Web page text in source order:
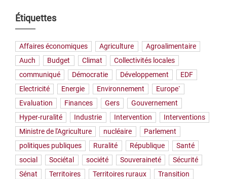
Étiquettes
Affaires économiques Agriculture
Agroalimentaire
Auch
Budget Climat
Collectivités locales
communiqué
Démocratie Développement
EDF
Electricité
Energie Environnement
Europe`
Evaluation
Finances Gers
Gouvernement
Hyper-ruralité
Industrie Intervention
Interventions
Ministre de l'Agriculture
nucléaire
Parlement
politiques publiques
Ruralité République
Santé
social
Sociétal société Souveraineté
Sécurité
Sénat
Territoires Territoires ruraux
Transition